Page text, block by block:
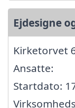
Ejdesigne
Kirketorvet
Ansatte:
Startdato: